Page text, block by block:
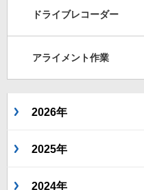
ドライブレコーダー
アライメント作業
2026年
2025年
2024年